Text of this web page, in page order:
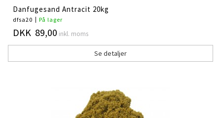
Danfugesand Antracit 20kg
dfsa20 På lager
DKK 89,00 inkl. moms
Se detaljer